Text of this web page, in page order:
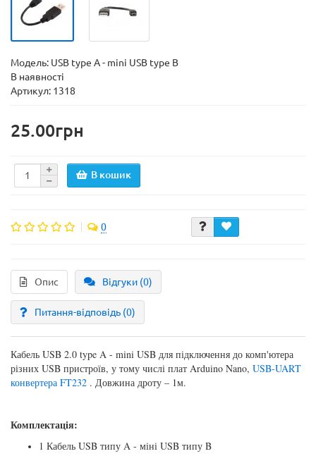
Модель: USB type A - mini USB type B
В наявності
Артикул: 1318
25.00грн
В кошик
0
Опис Відгуки (0)
Питання-відповідь (0)
Кабель USB 2.0 type A - mini USB для підключення до комп'ютера
різних USB пристроїв, у тому числі плат Arduino Nano, USB-UART
конвертера FT232 . Довжина дроту – 1м.
Комплектація:
1 Кабель USB типу A - міні USB типу B